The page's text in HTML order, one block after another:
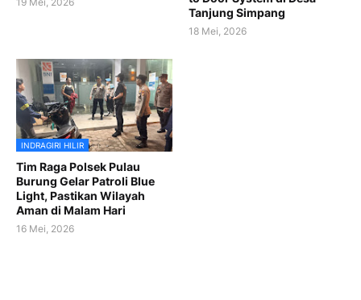
Tanjung Simpang
18 Mei, 2026
INDRAGIRI HILIR
Tim Raga Polsek Pulau
Burung Gelar Patroli Blue
Light, Pastikan Wilayah
Aman di Malam Hari
16 Mei, 2026